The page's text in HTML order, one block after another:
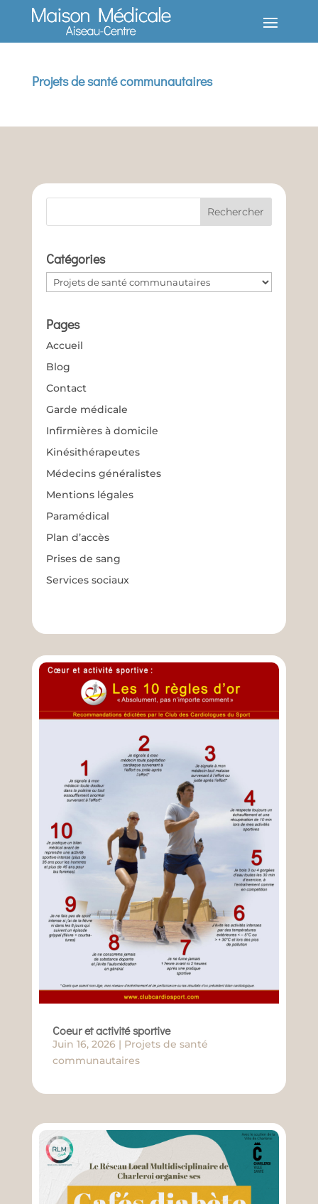
Projets de santé communautaires
Catégories
Catégories
Pages
Accueil
Blog
Contact
Garde médicale
Infirmières à domicile
Kinésithérapeutes
Médecins généralistes
Mentions légales
Paramédical
Plan d’accès
Prises de sang
Services sociaux
Coeur et activité sportive
Juin 16, 2026 | Projets de santé
communautaires